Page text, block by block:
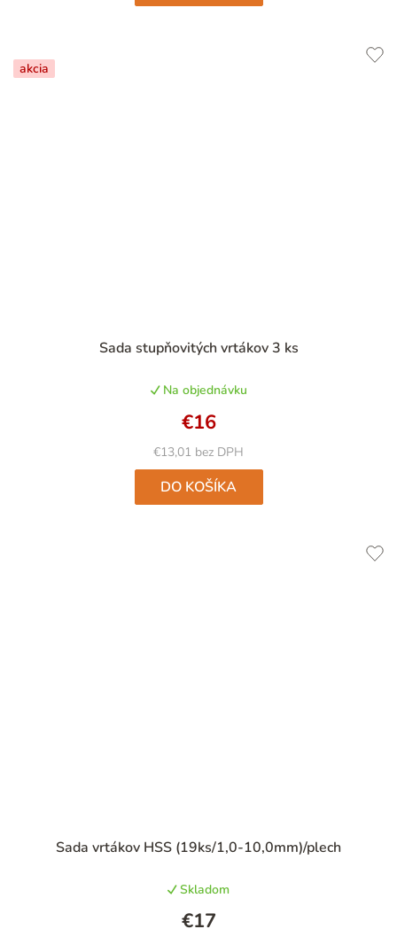
akcia
Sada stupňovitých vrtákov 3 ks
Priemerné
hodnotenie
je
5,0
z
5
hviezdičiek.
Na objednávku
€13,01 bez DPH
€16
DO KOŠÍKA
Sada vrtákov HSS (19ks/1,0-10,0mm)/plech
hodnotenie
je
4,0
Skladom
€17